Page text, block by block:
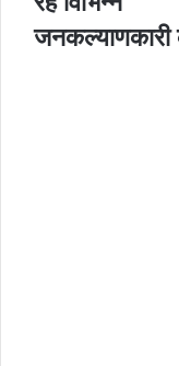
a
i
जनकल्याणकारी